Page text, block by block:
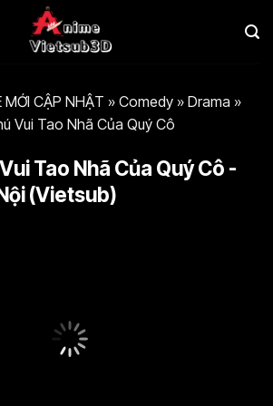
MỚI CẬP NHẬT » Comedy » Drama »
Vui Tao Nhã Của Quý Cô
Tao Nhã Của Quý Cô -
(Vietsub)